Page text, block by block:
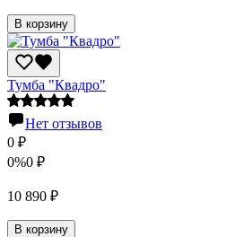
В корзину
Тумба "Квадро"
Нет отзывов
0 ₽
0%0 ₽
10 890 ₽
В корзину